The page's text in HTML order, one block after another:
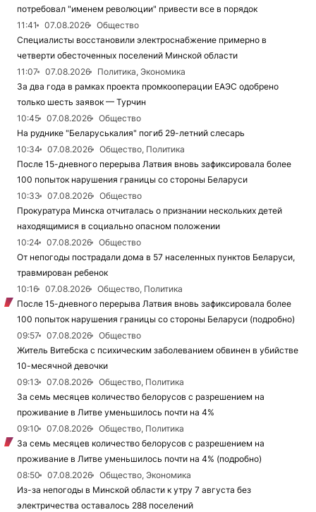
потребовал "именем революции" привести все в порядок
11:41
07.08.2026
Общество
Специалисты восстановили электроснабжение примерно в
четверти обесточенных поселений Минской области
11:07
07.08.2026
Политика, Экономика
За два года в рамках проекта промкооперации ЕАЭС одобрено
только шесть заявок — Турчин
10:45
07.08.2026
Общество
На руднике "Беларуськалия" погиб 29-летний слесарь
10:34
07.08.2026
Общество, Политика
После 15-дневного перерыва Латвия вновь зафиксировала более
100 попыток нарушения границы со стороны Беларуси
10:33
07.08.2026
Общество
Прокуратура Минска отчиталась о признании нескольких детей
находящимися в социально опасном положении
10:24
07.08.2026
Общество
От непогоды пострадали дома в 57 населенных пунктов Беларуси,
травмирован ребенок
10:16
07.08.2026
Общество, Политика
После 15-дневного перерыва Латвия вновь зафиксировала более
100 попыток нарушения границы со стороны Беларуси (подробно)
09:57
07.08.2026
Общество
Житель Витебска с психическим заболеванием обвинен в убийстве
10-месячной девочки
09:13
07.08.2026
Общество, Политика
За семь месяцев количество белорусов с разрешением на
проживание в Литве уменьшилось почти на 4%
09:10
07.08.2026
Общество, Политика
За семь месяцев количество белорусов с разрешением на
проживание в Литве уменьшилось почти на 4% (подробно)
08:50
07.08.2026
Общество, Экономика
Из-за непогоды в Минской области к утру 7 августа без
электричества оставалось 288 поселений